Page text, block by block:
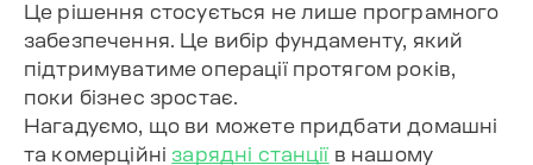
Це рішення стосується не лише програмного
забезпечення. Це вибір фундаменту, який
підтримуватиме операції протягом років,
поки бізнес зростає.
Нагадуємо, що ви можете придбати домашні
та комерційні зарядні станції в нашому